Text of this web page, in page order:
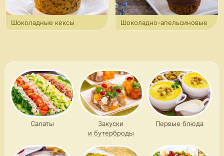
Шоколадные кексы
Шоколадно-апельсиновые
Салаты
Закуски
и бутерброды
Первые блюда